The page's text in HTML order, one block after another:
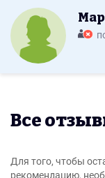
Все
Для того, чтобы
рекомендацию,